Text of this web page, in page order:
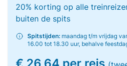
20% korting op alle
buiten de spits
Spitstijden: maandag t/m vrijdag
16.00 tot 18.30 uur, behalve